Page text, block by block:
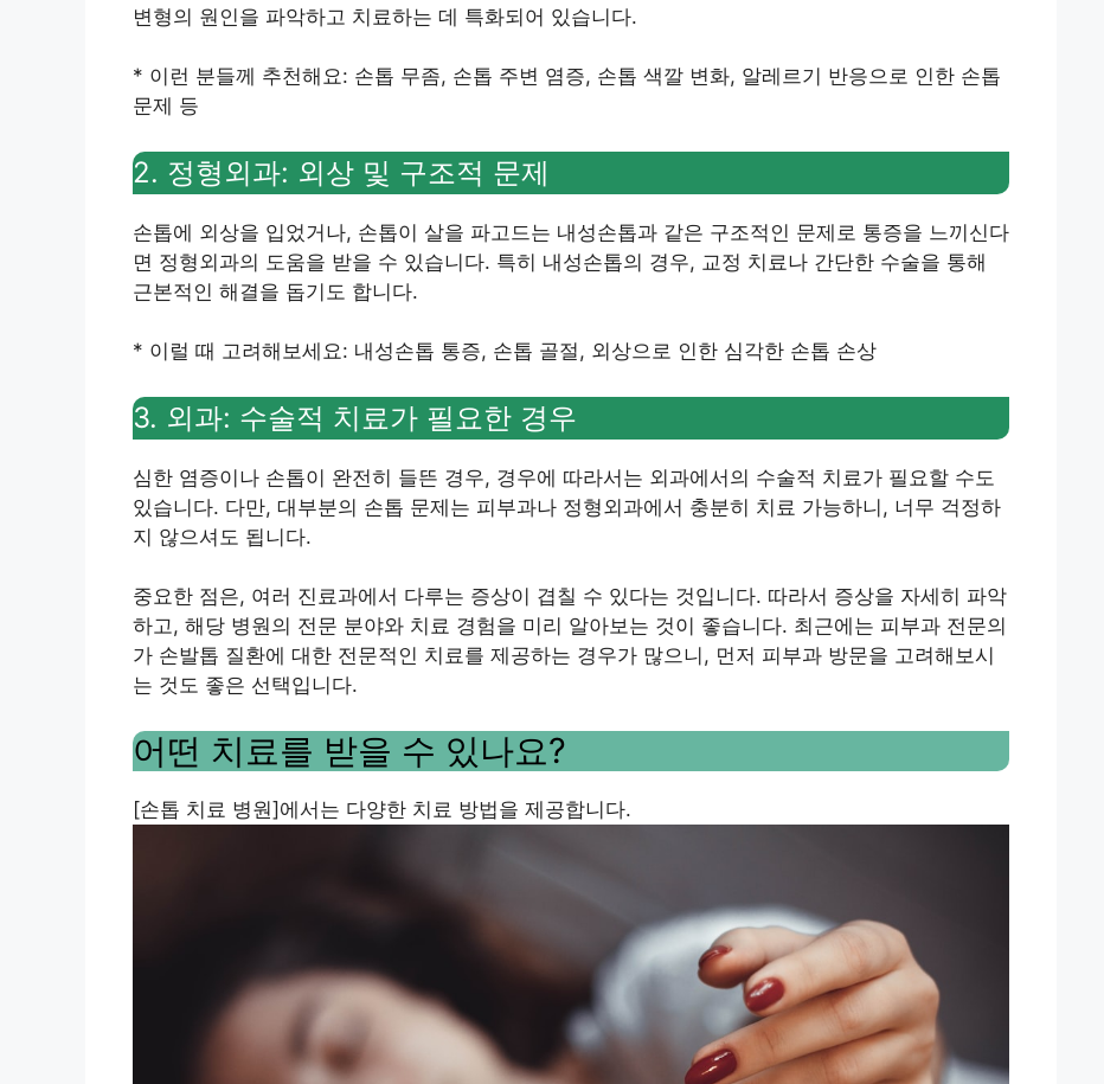
변형의 원인을 파악하고 치료하는 데 특화되어 있습니다.
* 이런 분들께 추천해요: 손톱 무좀, 손톱 주변 염증, 손톱 색깔 변화, 알레르기 반응으로 인한 손톱
문제 등
2. 정형외과: 외상 및 구조적 문제
손톱에 외상을 입었거나, 손톱이 살을 파고드는 내성손톱과 같은 구조적인 문제로 통증을 느끼신다
면 정형외과의 도움을 받을 수 있습니다. 특히 내성손톱의 경우, 교정 치료나 간단한 수술을 통해
근본적인 해결을 돕기도 합니다.
* 이럴 때 고려해보세요: 내성손톱 통증, 손톱 골절, 외상으로 인한 심각한 손톱 손상
3. 외과: 수술적 치료가 필요한 경우
심한 염증이나 손톱이 완전히 들뜬 경우, 경우에 따라서는 외과에서의 수술적 치료가 필요할 수도
있습니다. 다만, 대부분의 손톱 문제는 피부과나 정형외과에서 충분히 치료 가능하니, 너무 걱정하
지 않으셔도 됩니다.
중요한 점은, 여러 진료과에서 다루는 증상이 겹칠 수 있다는 것입니다. 따라서 증상을 자세히 파악
하고, 해당 병원의 전문 분야와 치료 경험을 미리 알아보는 것이 좋습니다. 최근에는 피부과 전문의
가 손발톱 질환에 대한 전문적인 치료를 제공하는 경우가 많으니, 먼저 피부과 방문을 고려해보시
는 것도 좋은 선택입니다.
어떤 치료를 받을 수 있나요?
[손톱 치료 병원]에서는 다양한 치료 방법을 제공합니다.